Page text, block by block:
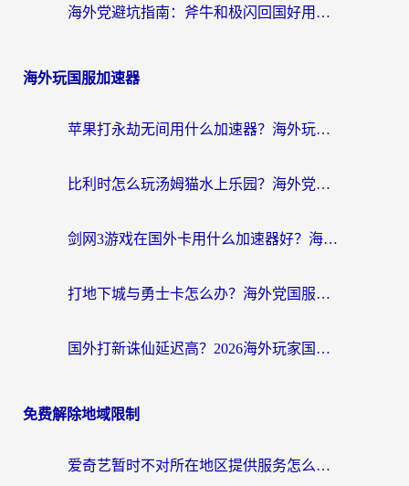
海外党避坑指南：斧牛和极闪回国好用吗？选对加速器才能无缝刷剧玩游戏
海外玩国服加速器
苹果打永劫无间用什么加速器？海外玩家亲测有效的国服游戏加速指南
比利时怎么玩汤姆猫水上乐园？海外党国服游戏加速终极指南（附无畏契约食之契约解决办法）
剑网3游戏在国外卡用什么加速器好？海外党亲测有效的国服游戏加速指南
打地下城与勇士卡怎么办？海外党国服游戏加速终极指南（附北美欧洲实测）
国外打新诛仙延迟高？2026海外玩家国服游戏加速器终极指南（附天龙八部闪耀暖暖实测）
免费解除地域限制
爱奇艺暂时不对所在地区提供服务怎么办？海外党亲测有效的追剧解决方案